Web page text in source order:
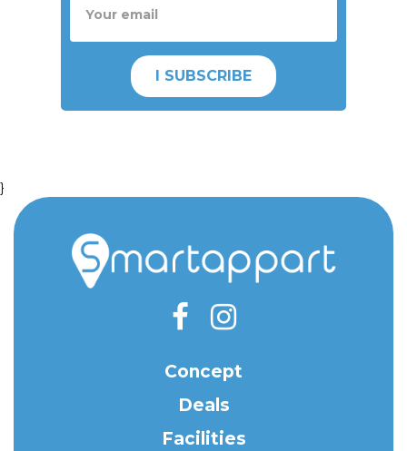
I SUBSCRIBE
}
Concept
Deals
Facilities